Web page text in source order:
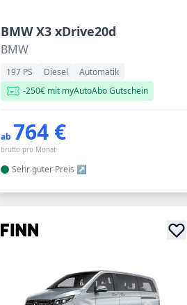
BMW X3 xDrive20d
BMW
197 PS Diesel
Automatik
-250€ mit myAutoAbo Gutschein
ab 764 €
brutto pro Monat
Sehr guter Preis